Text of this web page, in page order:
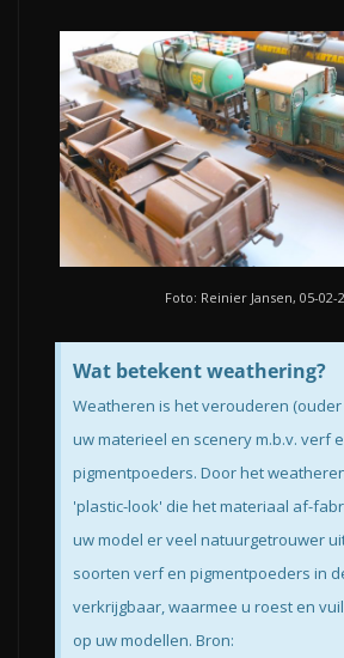
Foto: Reinier Jansen, 05-02-
Wat betekent weathering?
Weatheren is het verouderen
uw materieel en scenery m.b.v. verf
pigmentpoeders. Door het
'plastic-look' die het materiaal af-
uw model er veel natuurgetrouwer
soorten verf en pigmentpoeders in
verkrijgbaar, waarmee u roest en
op uw modellen. Bron: